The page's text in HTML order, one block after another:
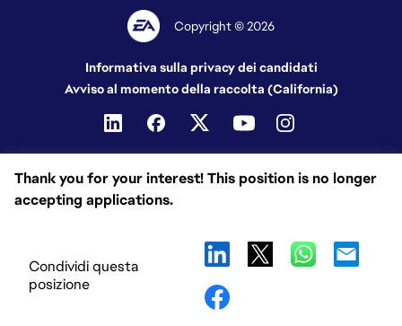
Thank you for your interest! This position is no longer
accepting applications.
Condividi questa
posizione
Copyright © 2026
Informativa sulla privacy dei candidati
Avviso al momento della raccolta (California)